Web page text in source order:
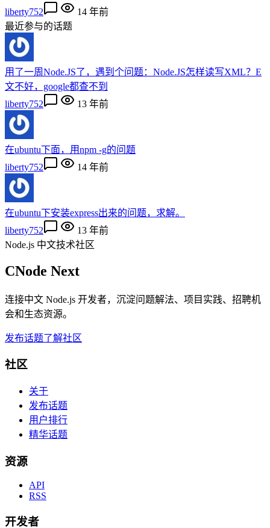
liberty752
14 年前
最近参与的话题
用了一周Node.JS了，遇到个问题：Node.JS怎样读写XML？E
文不好，google都查不到
liberty752
13 年前
在ubuntu下面，用npm -g的问题
liberty752
14 年前
在ubuntu下安装express出来的问题，求解。
liberty752
13 年前
Node.js 中文技术社区
CNode Next
连接中文 Node.js 开发者，沉淀问题解法、项目实践、招聘机
会和生态资源。
发布话题了解社区
社区
关于
发布话题
用户排行
精华话题
资源
API
RSS
开发者